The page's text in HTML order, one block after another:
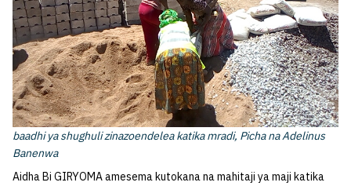
baadhi ya shughuli zinazoendelea katika mradi, Picha na Adelinus
Banenwa
Aidha Bi GIRYOMA amesema kutokana na mahitaji ya maji katika